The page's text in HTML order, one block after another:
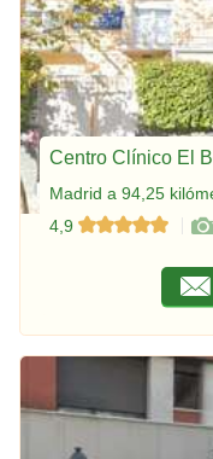
Centro Clínico El
Madrid a 94,25
4,9